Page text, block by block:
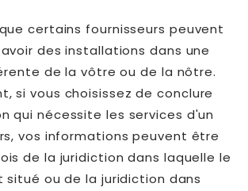
certains fournisseurs peuvent
des installations dans une
de la vôtre ou de la nôtre.
si vous choisissez de conclure
qui nécessite les services d'un
vos informations peuvent être
de la juridiction dans laquelle le
situé ou de la juridiction dans